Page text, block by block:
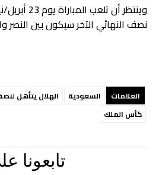
وينتظر أن
نصف النهائي الآخر سيكون بين النصر
العلامات السعودية
الهلال يتأهل
كأس الملك
تابعونا